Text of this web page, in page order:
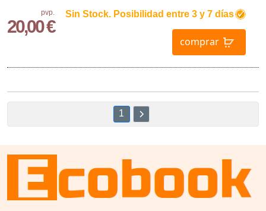
pvp.
20,00 €
Sin Stock. Posibilidad entre 3 y 7 días
comprar
1